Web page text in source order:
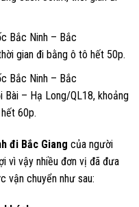
Bắc Ninh – Bắc
gian đi bằng ô tô hết 50p.
Bắc Ninh – Bắc
– Hạ Long/QL18, khoảng
60p.
đi Bắc Giang của người
vì vậy nhiều đơn vị đã đưa
vận chuyển như sau: